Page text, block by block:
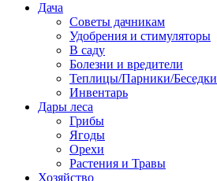
Дача
Советы дачникам
Удобрения и стимуляторы
В саду
Болезни и вредители
Теплицы/Парники/Беседки
Инвентарь
Дары леса
Грибы
Ягоды
Орехи
Растения и Травы
Хозяйство